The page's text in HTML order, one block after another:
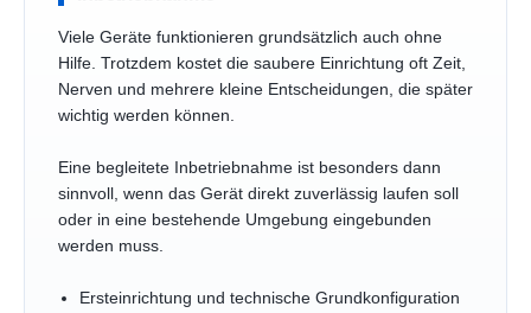
Viele Geräte funktionieren grundsätzlich auch ohne
Hilfe. Trotzdem kostet die saubere Einrichtung oft Zeit,
Nerven und mehrere kleine Entscheidungen, die später
wichtig werden können.
Eine begleitete Inbetriebnahme ist besonders dann
sinnvoll, wenn das Gerät direkt zuverlässig laufen soll
oder in eine bestehende Umgebung eingebunden
werden muss.
Ersteinrichtung und technische Grundkonfiguration